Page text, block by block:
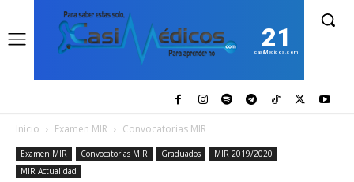
21
casiMedicos.com
Inicio Examen MIR Convocatorias MIR
Examen MIR Convocatorias MIR Graduados
MIR 2019/2020
MIR Actualidad